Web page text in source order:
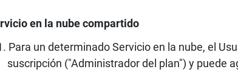
en la nube compartido
Para un determinado Servicio en la nube, el
suscripción ("Administrador del plan") y puede